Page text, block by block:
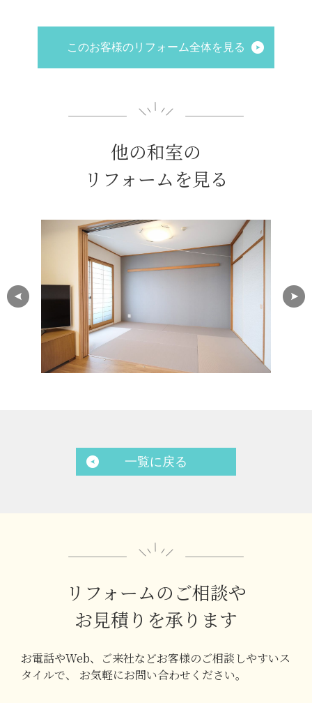
このお客様のリフォーム全体を見る
他の和室の
リフォームを見る
一覧に戻る
リフォームのご相談や
お見積りを承ります
お電話やWeb、ご来社などお客様のご相談しやすいス
タイルで、
お気軽にお問い合わせください。